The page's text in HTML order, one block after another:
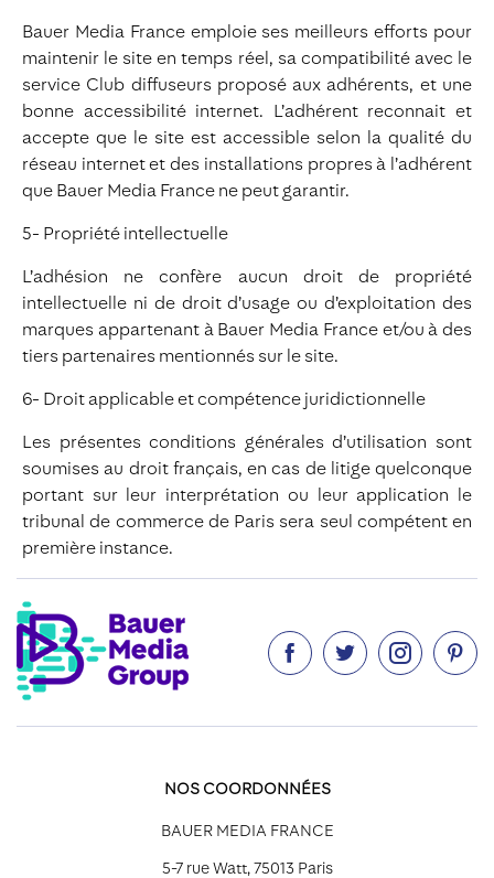
Bauer Media France emploie ses meilleurs efforts pour
maintenir le site en temps réel, sa compatibilité avec le
service Club diffuseurs proposé aux adhérents, et une
bonne accessibilité internet. L’adhérent reconnait et
accepte que le site est accessible selon la qualité du
réseau internet et des installations propres à l’adhérent
que Bauer Media France ne peut garantir.
5- Propriété intellectuelle
L’adhésion ne confère aucun droit de propriété
intellectuelle ni de droit d’usage ou d’exploitation des
marques appartenant à Bauer Media France et/ou à des
tiers partenaires mentionnés sur le site.
6- Droit applicable et compétence juridictionnelle
Les présentes conditions générales d’utilisation sont
soumises au droit français, en cas de litige quelconque
portant sur leur interprétation ou leur application le
tribunal de commerce de Paris sera seul compétent en
première instance.
   
NOS COORDONNÉES
BAUER MEDIA FRANCE
5-7 rue Watt, 75013 Paris